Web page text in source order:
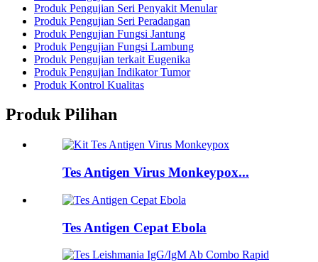
Produk Pengujian Seri Penyakit Menular
Produk Pengujian Seri Peradangan
Produk Pengujian Fungsi Jantung
Produk Pengujian Fungsi Lambung
Produk Pengujian terkait Eugenika
Produk Pengujian Indikator Tumor
Produk Kontrol Kualitas
Produk Pilihan
Tes Antigen Virus Monkeypox...
Tes Antigen Cepat Ebola